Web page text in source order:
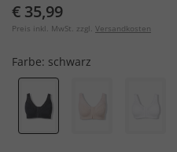
€ 35,99
Preis inkl. MwSt. zzgl. Versandkosten
Farbe: schwarz